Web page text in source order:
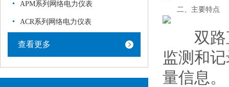
APM系列网络电力仪表
ACR系列网络电力仪表
查看更多
二、主要特点
双路直
监测和
量信息。